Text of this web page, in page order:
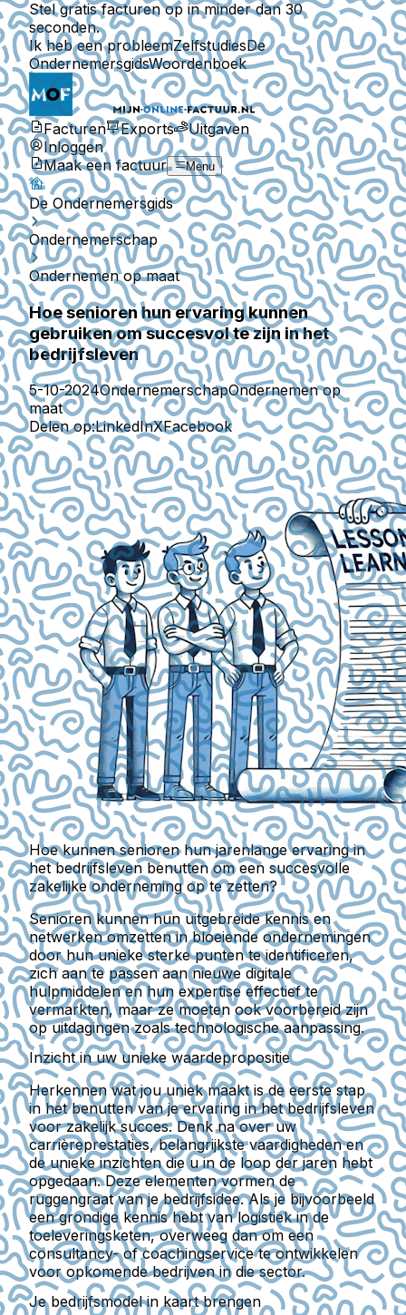
Stel gratis facturen op in minder dan 30
seconden.
Ik heb een probleemZelfstudiesDe
OndernemersgidsWoordenboek
Facturen Exports
Uitgaven
Inloggen
Maak een factuur
Menu
De Ondernemersgids
Ondernemerschap
Ondernemen op maat
Hoe senioren hun ervaring kunnen
gebruiken om succesvol te zijn in het
bedrijfsleven
5-10-2024OndernemerschapOndernemen op
maat
Delen op:LinkedInXFacebook
Hoe kunnen senioren hun jarenlange ervaring in
het bedrijfsleven benutten om een succesvolle
zakelijke onderneming op te zetten?
Senioren kunnen hun uitgebreide kennis en
netwerken omzetten in bloeiende ondernemingen
door hun unieke sterke punten te identificeren,
zich aan te passen aan nieuwe digitale
hulpmiddelen en hun expertise effectief te
vermarkten, maar ze moeten ook voorbereid zijn
op uitdagingen zoals technologische aanpassing.
Inzicht in uw unieke waardepropositie
Herkennen wat jou uniek maakt is de eerste stap
in het benutten van je ervaring in het bedrijfsleven
voor zakelijk succes. Denk na over uw
carrièreprestaties, belangrijkste vaardigheden en
de unieke inzichten die u in de loop der jaren hebt
opgedaan. Deze elementen vormen de
ruggengraat van je bedrijfsidee. Als je bijvoorbeeld
een grondige kennis hebt van logistiek in de
toeleveringsketen, overweeg dan om een
consultancy- of coachingservice te ontwikkelen
voor opkomende bedrijven in die sector.
Je bedrijfsmodel in kaart brengen